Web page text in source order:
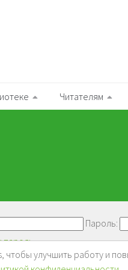
Читателям
улучшить работу и
Пароль:
пароль